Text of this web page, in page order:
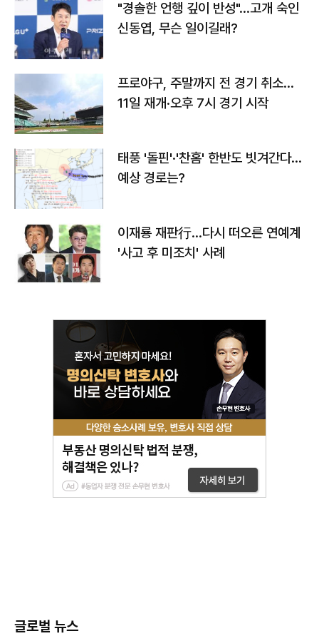
"경솔한 언행 깊이 반성"…고개 숙인
신동엽, 무슨 일이길래?
프로야구, 주말까지 전 경기 취소…
11일 재개·오후 7시 경기 시작
태풍 '돌핀'·'찬홈' 한반도 빗겨간다…
예상 경로는?
이재룡 재판行…다시 떠오른 연예계
'사고 후 미조치' 사례
글로벌 뉴스